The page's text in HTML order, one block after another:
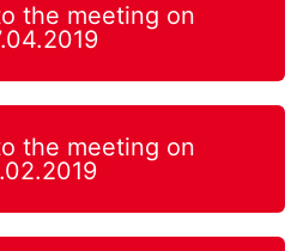
the meeting on
the meeting on